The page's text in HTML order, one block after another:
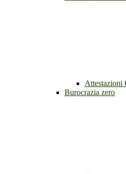
Attestazioni
Burocrazia zero